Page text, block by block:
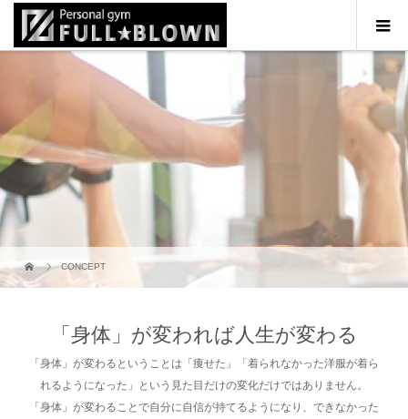
CONCEPT
「身体」が変われば人生が変わる
「身体」が変わるということは「痩せた」「着られなかった洋服が着ら
れるようになった」という見た目だけの変化だけではありません。
「身体」が変わることで自分に自信が持てるようになり、できなかった